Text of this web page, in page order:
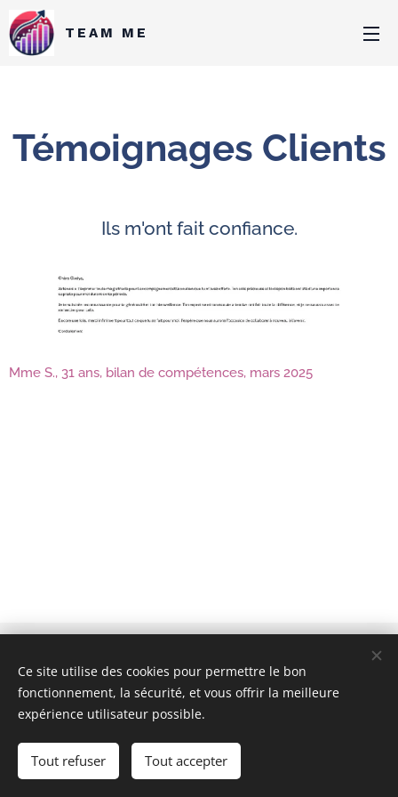
TEAM ME
Témoignages Clients
Ils m'ont fait confiance.
Mme S., 31 ans, bilan de compétences, mars 2025
Politique de confidentialité
Mentions légales Cookies
Ce site utilise des cookies pour permettre le bon
fonctionnement, la sécurité, et vous offrir la meilleure
expérience utilisateur possible.
Tout refuser Tout accepter